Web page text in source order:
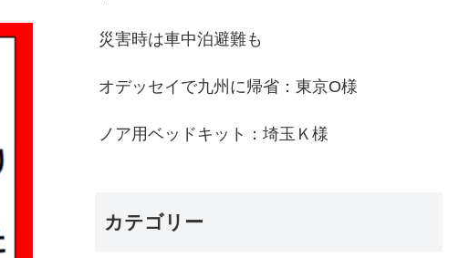
災害時は車中泊避難も
オデッセイで九州に帰省：東京O様
ノア用ベッドキット：埼玉Ｋ様
カテゴリー